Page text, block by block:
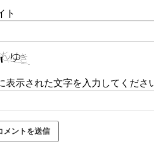
ト
表示された文字を入力してくださ